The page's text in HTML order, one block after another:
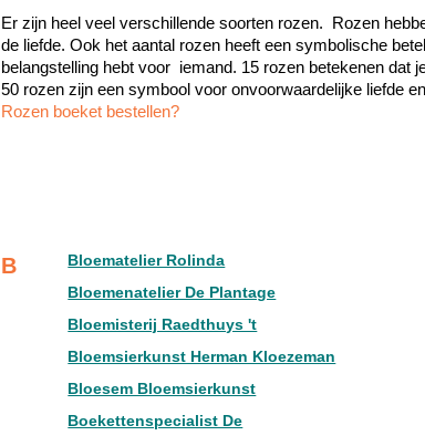
Er zijn heel veel verschillende soorten rozen.  Rozen
de liefde. Ook het aantal rozen heeft een symbolische
belangstelling hebt voor  iemand. 15 rozen betekenen dat
Rozen boeket bestellen?
B
Bloematelier Rolinda
Bloemenatelier De Plantage
Bloemisterij Raedthuys 't
Bloemsierkunst Herman Kloezeman
Bloesem Bloemsierkunst
Boekettenspecialist De